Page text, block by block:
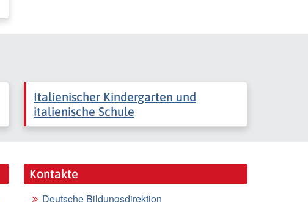
Italienischer Kindergarten und
italienische Schule
Kontakte
Deutsche Bildungsdirektion